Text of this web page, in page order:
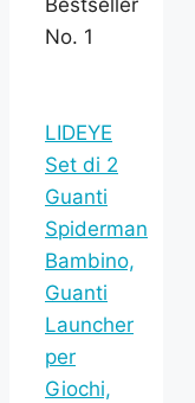
Bestseller
No. 1
LIDEYE
Set di 2
Guanti
Spiderman
Bambino,
Guanti
Launcher
per
Giochi,